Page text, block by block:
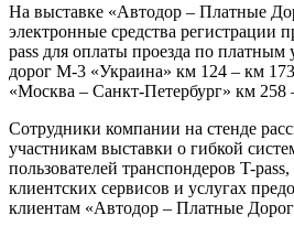
На выставке «Автодор – Платные
электронные средства регистрации
pass для оплаты проезда по платным
дорог М-3 «Украина» км 124 – км
«Москва – Санкт-Петербург» км 258
Сотрудники компании на стенде
участникам выставки о гибкой
пользователей транспондеров T-
клиентских сервисов и услугах
клиентам «Автодор – Платные